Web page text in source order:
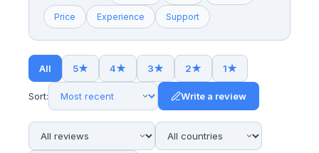
Price Experience Support
All 5★ 4★ 3★ 2★ 1★
Sort: Write a review